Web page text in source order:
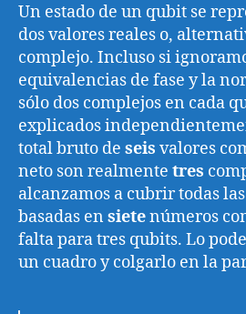
Un estado de un qubit se
dos valores reales o,
complejo. Incluso si
equivalencias de fase y la
sólo dos complejos en cada
explicados
total bruto de seis valores
neto son realmente tres
alcanzamos a cubrir todas
basadas en sietenúmeros
falta para tres qubits. Lo
un cuadro y colgarlo en la